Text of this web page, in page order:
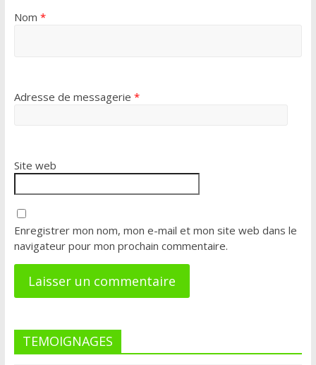
Nom *
Adresse de messagerie *
Site web
Enregistrer mon nom, mon e-mail et mon site web dans le
navigateur pour mon prochain commentaire.
TEMOIGNAGES